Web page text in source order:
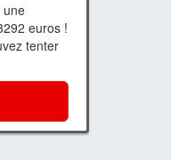
une
euros !
tenter